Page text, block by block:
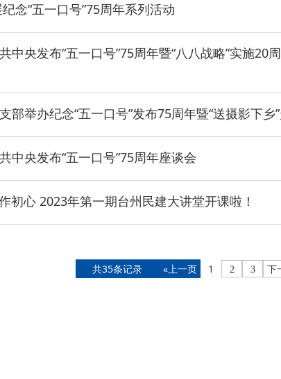
· 中国民
· 中国民
念“五一口号”75周年系列活动
中央发布“五一口号”75周年暨“八八战略”实施20
部举办纪念“五一口号”发布75周年暨“送摄影下乡
中央发布“五一口号”75周年座谈会
初心 2023年第一期台州民建大讲堂开课啦！
共35条记录 «上一页 1 2 3 下